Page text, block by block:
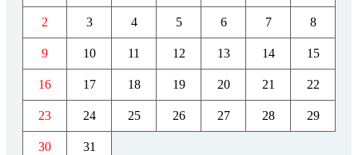
2 3 4 5 6 7 8
9 10 11 12 13 14 15
16 17 18 19 20 21 22
23 24 25 26 27 28 29
30 31